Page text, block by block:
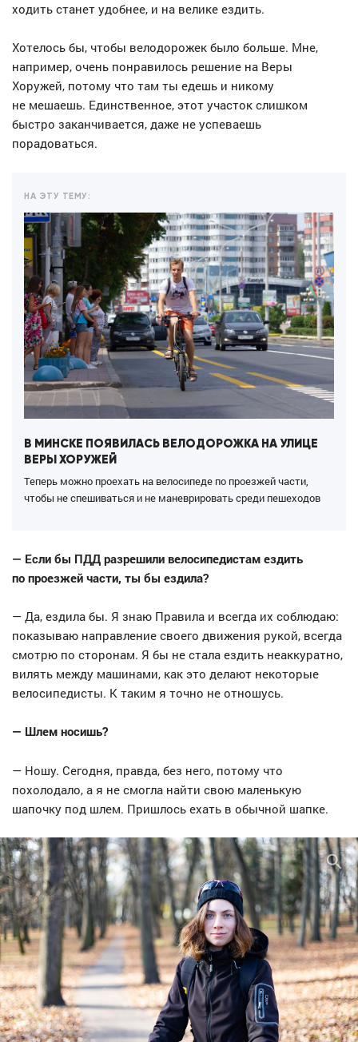
ходить станет удобнее, и на велике ездить.
Хотелось бы, чтобы велодорожек было больше. Мне,
например, очень понравилось решение на Веры
Хоружей, потому что там ты едешь и никому
не мешаешь. Единственное, этот участок слишком
быстро заканчивается, даже не успеваешь
порадоваться.
НА ЭТУ ТЕМУ:
В МИНСКЕ ПОЯВИЛАСЬ ВЕЛОДОРОЖКА НА УЛИЦЕ
ВЕРЫ ХОРУЖЕЙ
Теперь можно проехать на велосипеде по проезжей части,
чтобы не спешиваться и не маневрировать среди пешеходов
— Если бы ПДД разрешили велосипедистам ездить
по проезжей части, ты бы ездила?
— Да, ездила бы. Я знаю Правила и всегда их соблюдаю:
показываю направление своего движения рукой, всегда
смотрю по сторонам. Я бы не стала ездить неаккуратно,
вилять между машинами, как это делают некоторые
велосипедисты. К таким я точно не отношусь.
— Шлем носишь?
— Ношу. Сегодня, правда, без него, потому что
похолодало, а я не смогла найти свою маленькую
шапочку под шлем. Пришлось ехать в обычной шапке.